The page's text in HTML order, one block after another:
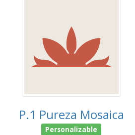
P.1 Pureza Mosaica
Personalizable